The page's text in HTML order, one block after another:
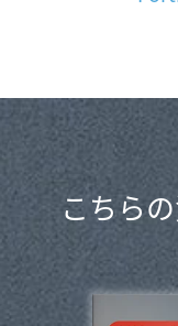
こちら